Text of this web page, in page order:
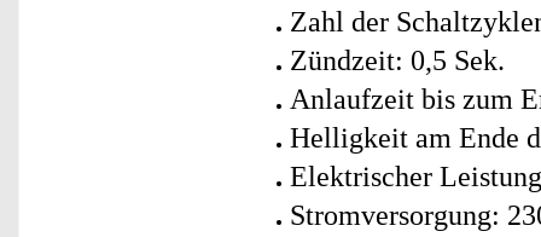
Zahl der
Zündzeit: 0,5 Sek.
Anlaufzeit bis zum
Helligkeit am Ende
Elektrischer
Stromversorgung: